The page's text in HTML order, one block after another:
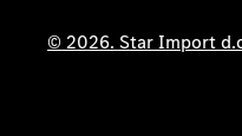
© 2026. Star Import